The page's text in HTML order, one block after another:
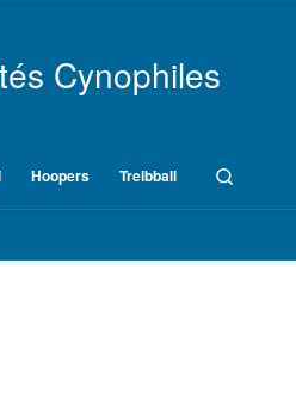
Cynophiles
Hoopers Treibball